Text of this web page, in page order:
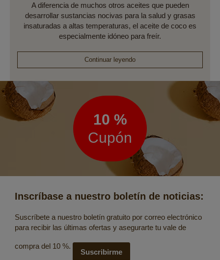
A diferencia de muchos otros aceites que pueden
desarrollar sustancias nocivas para la salud y grasas
insaturadas a altas temperaturas, el aceite de coco es
especialmente idóneo para freír.
Continuar leyendo
Boletín
de
noticias
10 %
Cupón
Inscríbase a nuestro boletín de noticias:
Suscríbete a nuestro boletín gratuito por correo electrónico
para recibir las últimas ofertas y asegurarte tu vale de
compra del 10 %.
Suscribirme